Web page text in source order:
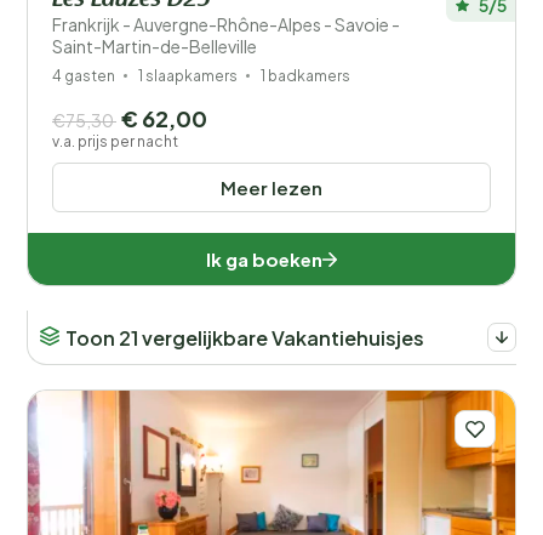
Frankrijk - Auvergne-Rhône-Alpes - Savoie -
Saint-Martin-de-Belleville
4 gasten 1 slaapkamers 1 badkamers
Meer lezen
€75,30 € 62,00
v.a. prijs per nacht
Ik ga boeken
Toon 21 vergelijkbare Vakantiehuisjes